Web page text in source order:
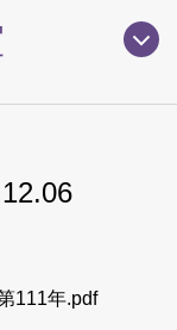
111年.pdf